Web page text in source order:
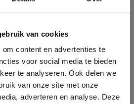
van cookies
content en advertenties te
voor social media te bieden
te analyseren. Ook delen we
van onze site met onze
adverteren en analyse. Deze
website maakt
van cookies.
was deleted and is no
Please contact the website
administrator.
gebruikt cookies om de
te verbeteren. Door
van onze website geeft u
voor alle cookies in
met ons cookiebeleid.Lees